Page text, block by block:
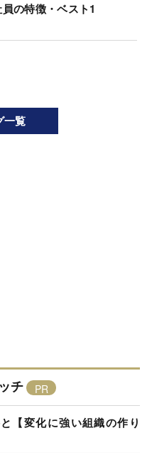
の特徴・ベスト1
一覧
チ
【変化に強い組織の作り